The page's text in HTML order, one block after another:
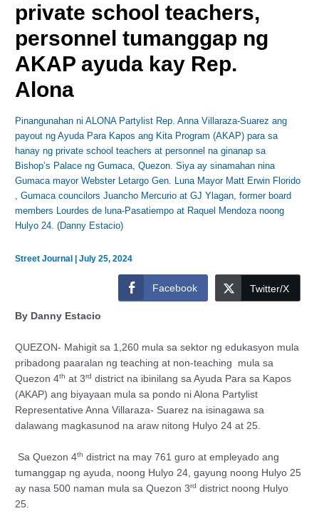
private school teachers,
personnel tumanggap ng
AKAP ayuda kay Rep.
Alona
Pinangunahan ni ALONA Partylist Rep. Anna Villaraza-Suarez ang
payout ng Ayuda Para Kapos ang Kita Program (AKAP) para sa
hanay ng private school teachers at personnel na ginanap sa
Bishop’s Palace ng Gumaca, Quezon. Siya ay sinamahan nina
Gumaca mayor Webster Letargo Gen. Luna Mayor Matt Erwin Florido
, Gumaca councilors Juancho Mercurio at GJ Ylagan, former board
members Lourdes de luna-Pasatiempo at Raquel Mendoza noong
Hulyo 24. (Danny Estacio)
Street Journal |July 25, 2024
Facebook Twitter/X
By Danny Estacio
QUEZON- Mahigit sa 1,260 mula sa sektor ng edukasyon mula
pribadong paaralan ng teaching at non-teaching mula sa
Quezon 4th at 3rd district na ibinilang sa Ayuda Para sa Kapos
(AKAP) ang biyayaan mula sa pondo ni Alona Partylist
Representative Anna Villaraza- Suarez na isinagawa sa
dalawang magkasunod na araw nitong Hulyo 24 at 25.
Sa Quezon 4th district na may 761 guro at empleyado ang
tumanggap ng ayuda, noong Hulyo 24, gayung noong Hulyo 25
ay nasa 500 naman mula sa Quezon 3rd district noong Hulyo
25.